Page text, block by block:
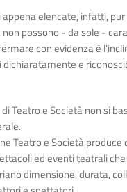
elencate, infatti,
non possono - da sole -
con evidenza è
e
Teatro e Società non si
Teatro e Società
ed eventi teatrali
dimensione, durata,